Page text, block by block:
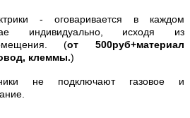
- оговаривается в каждом
индивидуально, исходя из
(от 500руб+материал
клеммы.)
не подключают газовое и